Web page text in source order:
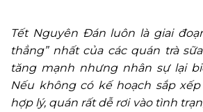
Tết Nguyên Đán luôn là giai
thẳng” nhất của các quán trà
tăng mạnh nhưng nhân sự lại
Nếu không có kế hoạch sắp
hợp lý, quán rất dễ rơi vào tình